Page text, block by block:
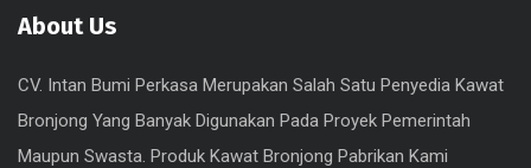
About Us
CV. Intan Bumi Perkasa Merupakan Salah Satu Penyedia Kawat
Bronjong Yang Banyak Digunakan Pada Proyek Pemerintah
Maupun Swasta. Produk Kawat Bronjong Pabrikan Kami